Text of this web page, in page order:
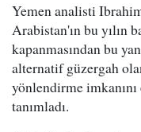
Yemen analisti
Arabistan'ın bu yılın
kapanmasından bu
alternatif güzergah
yönlendirme
tanımladı.